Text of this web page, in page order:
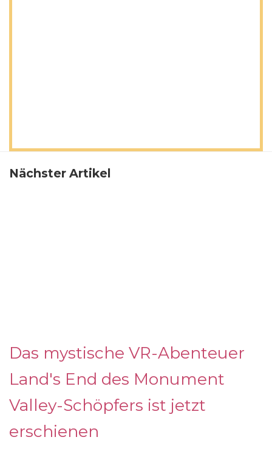
Nächster Artikel
Das mystische VR-Abenteuer
Land's End des Monument
Valley-Schöpfers ist jetzt
erschienen